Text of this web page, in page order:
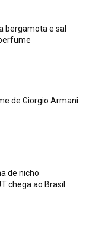
bergamota e sal
de Giorgio Armani
de nicho
chega ao Brasil